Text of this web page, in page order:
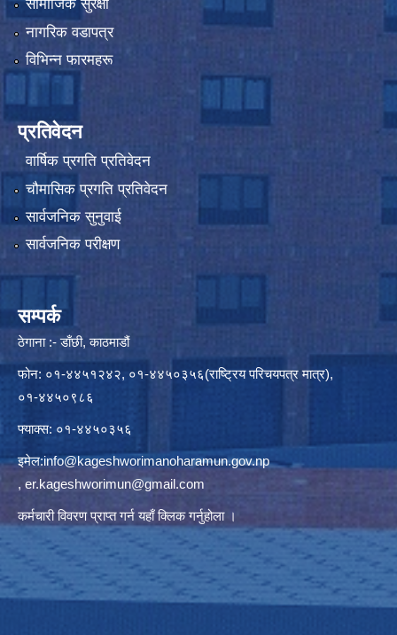
सामाजिक सुरक्षा
नागरिक वडापत्र
विभिन्न फारमहरू
प्रतिवेदन
वार्षिक प्रगति प्रतिवेदन
चौमासिक प्रगति प्रतिवेदन
सार्वजनिक सुनुवाई
सार्वजनिक परीक्षण
सम्पर्क
ठेगाना :- डाँछी, काठमाडौं
फोन: ०१-४४५१२४२, ०१-४४५०३५६(राष्ट्रिय परिचयपत्र मात्र),
०१-४४५०९८६
फ्याक्स: ०१-४४५०३५६
इमेल:info@kageshworimanoharamun.gov.np
, er.kageshworimun@gmail.com
कर्मचारी विवरण प्राप्त गर्नयहाँ क्लिकगर्नुहोला ।